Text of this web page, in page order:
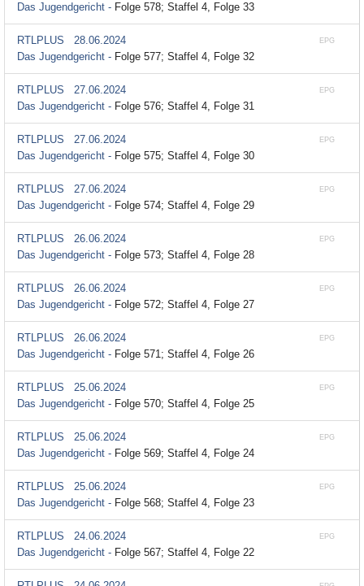
Das Jugendgericht - Folge 578; Staffel 4, Folge 33
EPG
RTLPLUS
28.06.2024
Das Jugendgericht - Folge 577; Staffel 4, Folge 32
EPG
RTLPLUS
27.06.2024
Das Jugendgericht - Folge 576; Staffel 4, Folge 31
EPG
RTLPLUS
27.06.2024
Das Jugendgericht - Folge 575; Staffel 4, Folge 30
EPG
RTLPLUS
27.06.2024
Das Jugendgericht - Folge 574; Staffel 4, Folge 29
EPG
RTLPLUS
26.06.2024
Das Jugendgericht - Folge 573; Staffel 4, Folge 28
EPG
RTLPLUS
26.06.2024
Das Jugendgericht - Folge 572; Staffel 4, Folge 27
EPG
RTLPLUS
26.06.2024
Das Jugendgericht - Folge 571; Staffel 4, Folge 26
EPG
RTLPLUS
25.06.2024
Das Jugendgericht - Folge 570; Staffel 4, Folge 25
EPG
RTLPLUS
25.06.2024
Das Jugendgericht - Folge 569; Staffel 4, Folge 24
EPG
RTLPLUS
25.06.2024
Das Jugendgericht - Folge 568; Staffel 4, Folge 23
EPG
RTLPLUS
24.06.2024
Das Jugendgericht - Folge 567; Staffel 4, Folge 22